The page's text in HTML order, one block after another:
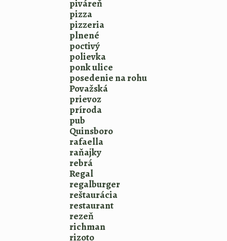
piváreň
pizza
pizzeria
plnené
poctivý
polievka
ponk ulice
posedenie na rohu
Považská
prievoz
príroda
pub
Quinsboro
rafaella
raňajky
rebrá
Regal
regalburger
reštaurácia
restaurant
rezeň
richman
rizoto